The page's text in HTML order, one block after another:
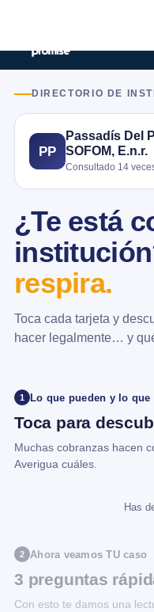
DIRECTORIO DE
PP
Passadís Del
SOFOM, E.n.r.
Consultado 14
¿Te está
respira.
Toca cada tarjeta y
hacer legalmente… y
1 Lo que pueden y lo que
Toca para
Muchas cobranzas hacen
Averigua cuáles.
Has
2 Ahora veamos TU caso
3 preguntas
Con esto te damos una